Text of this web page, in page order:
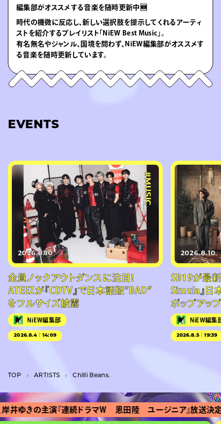
編集部がオススメする音楽を随時更新中🆕
時代の機微に反応し、新しい選択肢を提示してくれるアーティ
ストを紹介するプレイリスト「NiEW Best Music」。
有名無名やジャンル、国境を問わず、NiEW編集部がオススメす
る音楽を随時更新しています。
EVENTS
#MUSIC
2026.8.10
全員ノックアウトダンスに注目！
ATEEZが『CDTV』で日本語版“BAD”
をフルサイズ披露
NiEW編集部
2026.8.4｜14:09
2026.8.10
SB19が最
Simula』日
ポップアッ
NiEW編集
2026.8.5｜19:39
TOP A­R­T­I­S­T­S Chilli Beans.
ゆきの主演『連続ドラマＷ 恩田陸 ユージニア』放送決定